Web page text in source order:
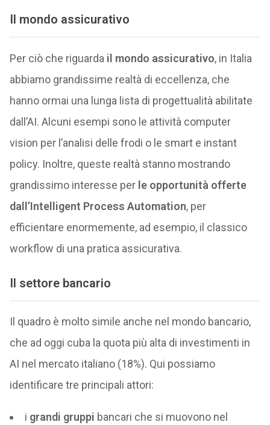
Il mondo assicurativo
Per ciò che riguarda il mondo assicurativo, in Italia
abbiamo grandissime realtà di eccellenza, che
hanno ormai una lunga lista di progettualità abilitate
dall’AI. Alcuni esempi sono le attività computer
vision per l’analisi delle frodi o le smart e instant
policy. Inoltre, queste realtà stanno mostrando
grandissimo interesse perle opportunità offerte
dall’Intelligent Process Automation, per
efficientare enormemente, ad esempio, il classico
workflow di una pratica assicurativa.
Il settore bancario
Il quadro è molto simile anche nel mondo bancario,
che ad oggi cuba la quota più alta di investimenti in
AI nel mercato italiano (18%). Qui possiamo
identificare tre principali attori:
i grandi gruppi bancari che si muovono nel